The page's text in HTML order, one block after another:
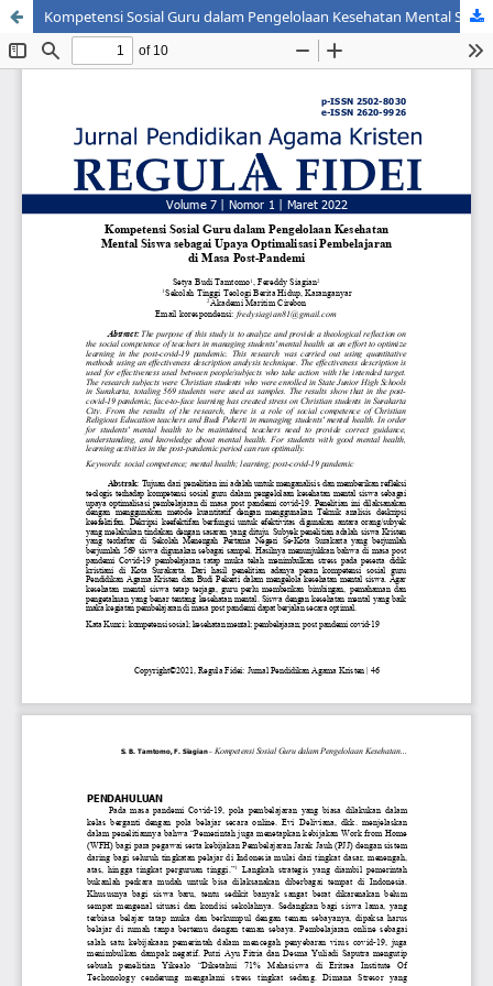
Kompetensi Sosial Guru dalam Pengelolaan Kesehatan Mental Siswa sebagai Upaya Optimalisasi Pembelajaran di Masa Post-Pandemi